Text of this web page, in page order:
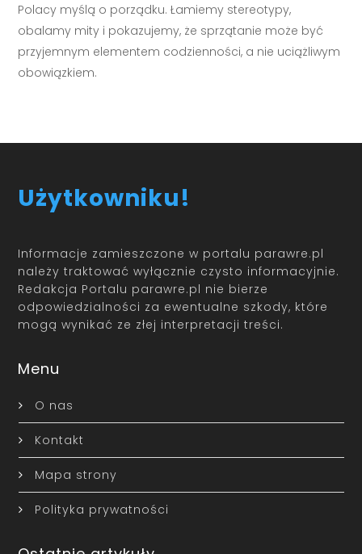
Polacy myślą o porządku. Łamiemy stereotypy,
obalamy mity i pokazujemy, że sprzątanie może być
przyjemnym elementem codzienności, a nie uciążliwym
obowiązkiem.
Użytkowniku!
Informacje zamieszczone w portalu parawre.pl
należy traktować wyłącznie czysto informacyjnie.
Redakcja Portalu parawre.pl nie bierze
odpowiedzialności za ewentualne szkody, które
mogą wynikać ze złej interpretacji treści.
Menu
O nas
Kontakt
Mapa strony
Polityka prywatności